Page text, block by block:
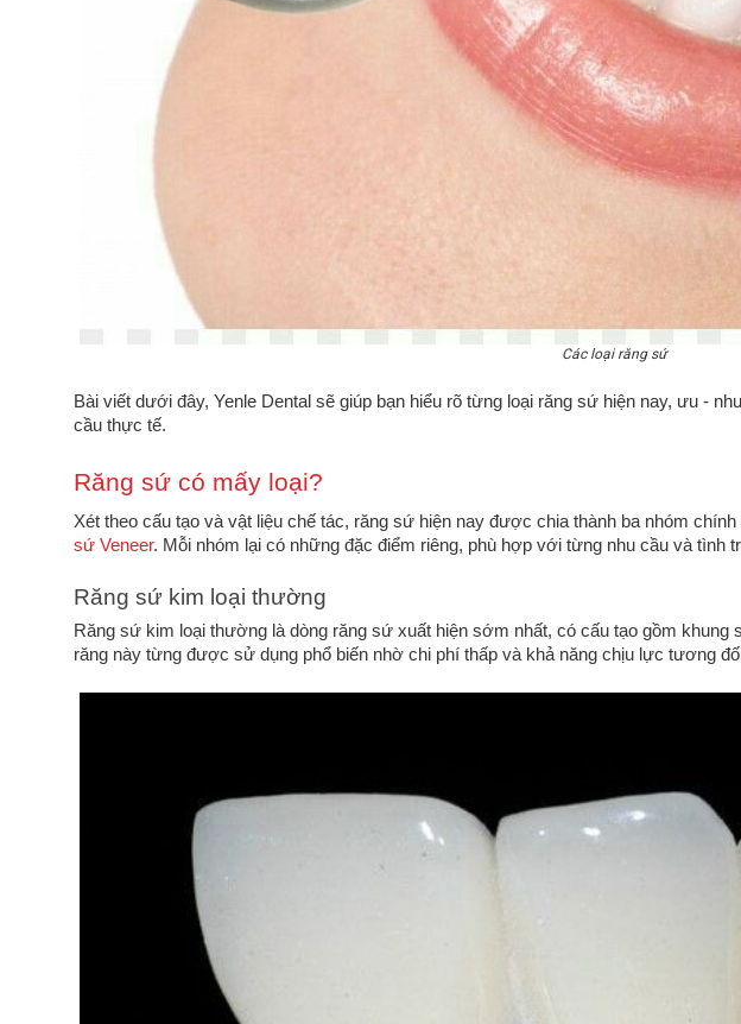
Các loại răng sứ
Bài viết dưới đây, Yenle Dental sẽ giúp bạn hiểu rõ từng loại răng sứ hiện nay, ưu -
cầu thực tế.
Răng sứ có mấy loại?
Xét theo cấu tạo và vật liệu chế tác, răng sứ hiện nay được chia thành ba nhóm
sứ Veneer. Mỗi nhóm lại có những đặc điểm riêng, phù hợp với từng nhu cầu và tình
Răng sứ kim loại thường
Răng sứ kim loại thường là dòng răng sứ xuất hiện sớm nhất, có cấu tạo gồm
răng này từng được sử dụng phổ biến nhờ chi phí thấp và khả năng chịu lực tương